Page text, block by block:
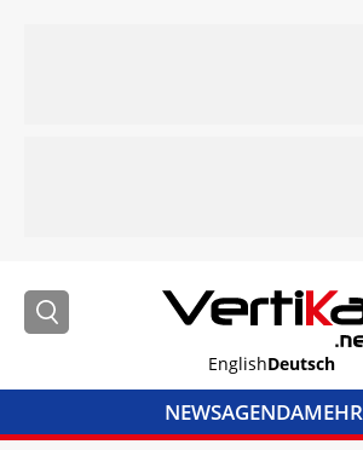
EnglishDeutsch
NEWSAGENDAMEHR